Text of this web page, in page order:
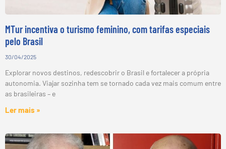
MTur incentiva o turismo feminino, com tarifas especiais
pelo Brasil
30/04/2025
Explorar novos destinos, redescobrir o Brasil e fortalecer a própria
autonomia. Viajar sozinha tem se tornado cada vez mais comum entre
as brasileiras – e
Ler mais »